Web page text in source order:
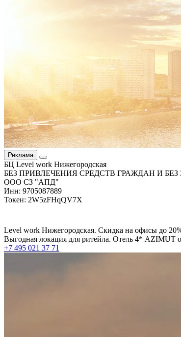
Реклама
БЦ Level work Нижегородская
БЕЗ ПРИВЛЕЧЕНИЯ СРЕДСТВ ГРАЖДАН И
ООО СЗ "АПД"
Инн: 9705087889
Токен: 2W5zFHqQV7X
Level work Нижегородская. Скидка на офисы до
Выгодная локация для ритейла. Отель 4* AZIMUT
+7 495 021 37 71